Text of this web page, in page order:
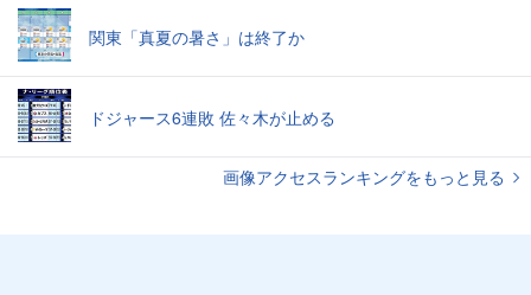
関東「真夏の暑さ」は終了か
ドジャース6連敗 佐々木が止める
画像アクセスランキングをもっと見る